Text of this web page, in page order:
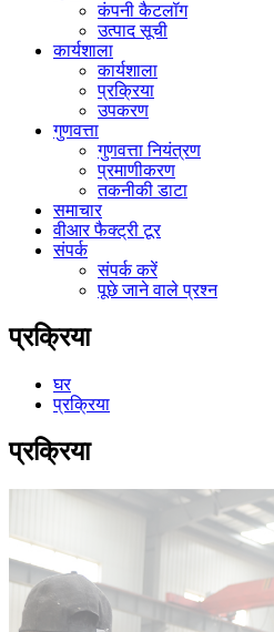
कंपनी कैटलॉग
उत्पाद सूची
कार्यशाला
कार्यशाला
प्रक्रिया
उपकरण
गुणवत्ता
गुणवत्ता नियंत्रण
प्रमाणीकरण
तकनीकी डाटा
समाचार
वीआर फैक्ट्री टूर
संपर्क
संपर्क करें
पूछे जाने वाले प्रश्न
प्रक्रिया
घर
प्रक्रिया
प्रक्रिया